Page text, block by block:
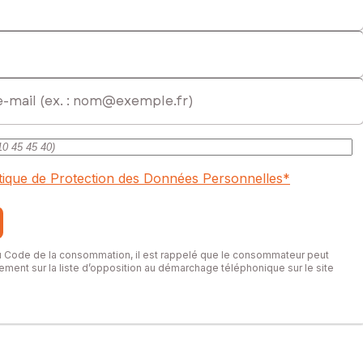
de Protection des Données Personnelles*
Code de la consommation, il est rappelé que le consommateur peut
sur la liste d’opposition au démarchage téléphonique sur le site